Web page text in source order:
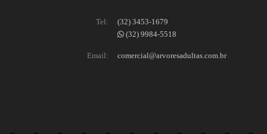
Tel:
(32) 3453-1679
(32) 9984-5518
Email: comercial@arvoresadultas.com.br